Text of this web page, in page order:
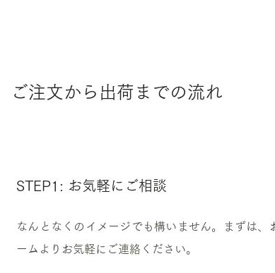
STEP1: お気軽にご相談
なんとなくのイメージでも構いません。まずは、
ームよりお気軽にご連絡ください。
​ご注文から出荷までの流れ